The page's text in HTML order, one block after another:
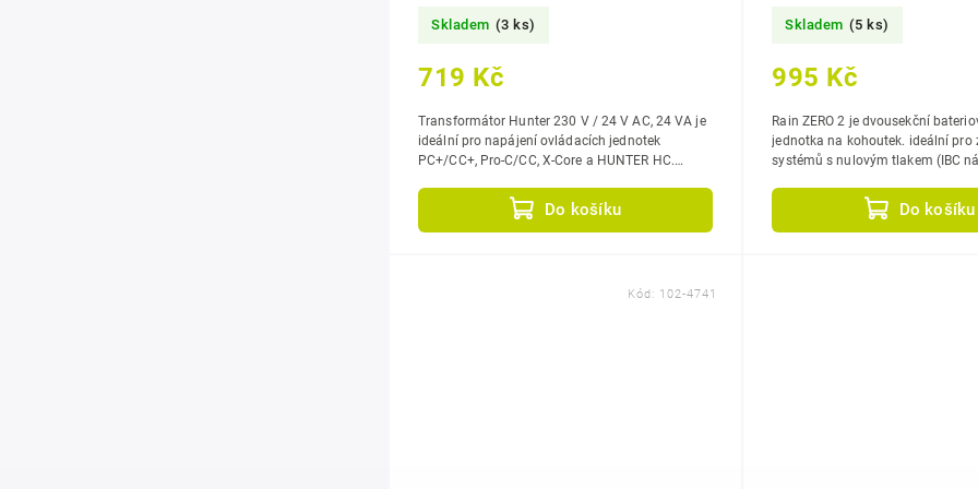
Skladem (3 ks)
719 Kč
Do košíku
Transformátor Hunter 230 V / 24 V AC, 24 VA je
ideální pro napájení ovládacích jednotek
PC+/CC+, Pro-C/CC, X-Core a HUNTER HC.
Skladem (5 ks)
995 Kč
Do košíku
Rain ZERO 2 je dvousekční
jednotka na kohoutek. ideální pro zavlažování
systémů s nulovým tlakem (IBC
Kód: 102-4741